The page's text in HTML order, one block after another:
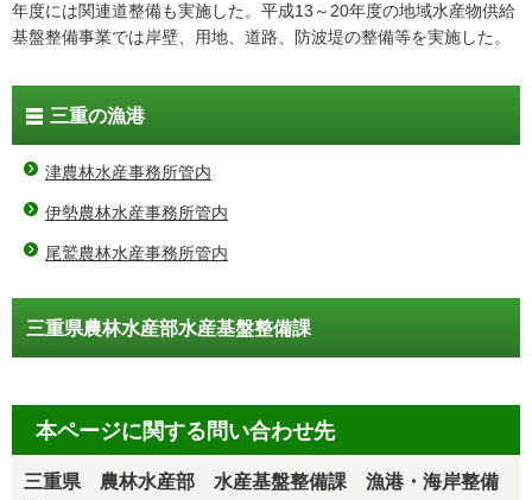
年度には関連道整備も実施した。平成13～20年度の地域水産物供給
基盤整備事業では岸壁、用地、道路、防波堤の整備等を実施した。
三重の漁港
津農林水産事務所管内
伊勢農林水産事務所管内
尾鷲農林水産事務所管内
三重県農林水産部水産基盤整備課
本ページに関する問い合わせ先
三重県 農林水産部 水産基盤整備課 漁港・海岸整備